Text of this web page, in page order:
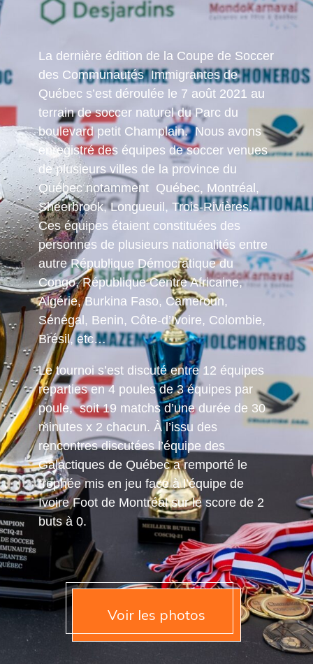
La dernière édition de la Coupe de Soccer
des Communautés Immigrantes de
Québec s’est déroulée le 7 août 2021 au
terrain de soccer naturel du Parc du
boulevard petit Champlain. Nous avons
enregistré des équipes de soccer venues
de plusieurs villes de la province du
Québec notamment Québec, Montréal,
Sheerbrook, Longueuil, Trois-Rivières.
Ces équipes étaient constituées des
personnes de plusieurs nationalités entre
autre République Démocratique du
Congo, République Centre Africaine,
Algérie, Burkina Faso, Cameroun,
Sénégal, Benin, Côte-d’Ivoire, Colombie,
Brésil, etc…
Le tournoi s’est discuté entre 12 équipes
reparties en 4 poules de 3 équipes par
poule, soit 19 matchs d’une durée de 30
minutes x 2 chacun. À l’issu des
rencontres discutées l’équipe des
Galactiques de Québec a remporté le
trophée mis en jeu face à l’équipe de
Ivoire Foot de Montréal sur le score de 2
buts à 0.
Voir les photos